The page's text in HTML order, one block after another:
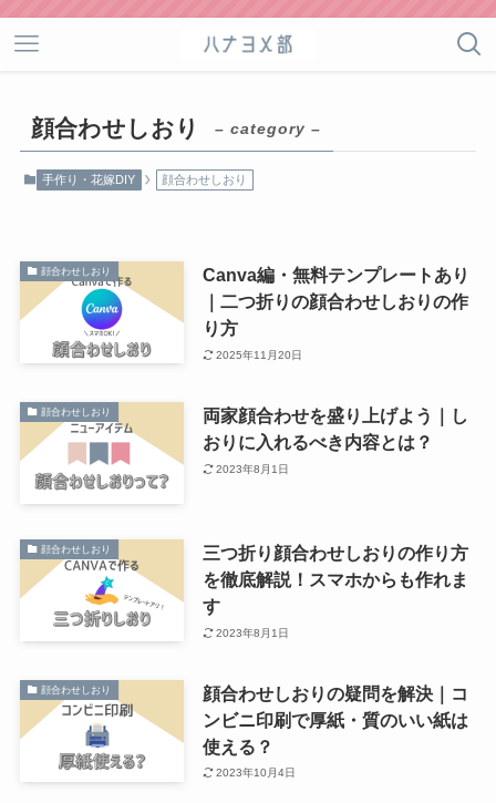
顔合わせしおり – category –
手作り・花嫁DIY 顔合わせしおり
顔合わせしおり
Canva編・無料テンプレートあり
｜二つ折りの顔合わせしおりの作
り方
2025年11月20日
顔合わせしおり
両家顔合わせを盛り上げよう｜し
おりに入れるべき内容とは？
2023年8月1日
顔合わせしおり
三つ折り顔合わせしおりの作り方
を徹底解説！スマホからも作れま
す
2023年8月1日
顔合わせしおり
顔合わせしおりの疑問を解決｜コ
ンビニ印刷で厚紙・質のいい紙は
使える？
2023年10月4日